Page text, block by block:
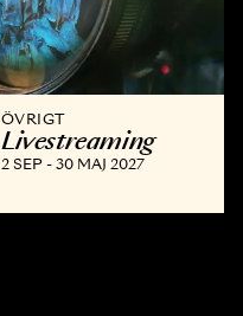
ÖVRIGT
Livestreaming
2 SEP - 30 MAJ 2027